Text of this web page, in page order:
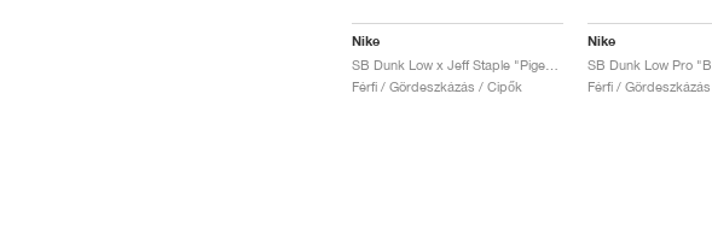
Nike
SB Dunk Low x Jeff Staple "Pigeon"
Férfi / Gördeszkázás / Cipők
Nike
Férfi /